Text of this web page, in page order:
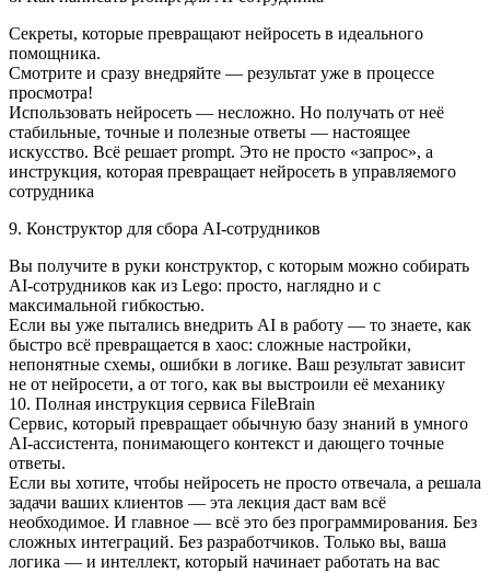
Секреты, которые превращают нейросеть в идеального
помощника.
Смотрите и сразу внедряйте — результат уже в процессе
просмотра!
Использовать нейросеть — несложно. Но получать от неё
стабильные, точные и полезные ответы — настоящее
искусство. Всё решает prompt. Это не просто «запрос», а
инструкция, которая превращает нейросеть в управляемого
сотрудника
9. Конструктор для сбора AI-сотрудников
Вы получите в руки конструктор, с которым можно собирать
AI‑сотрудников как из Lego: просто, наглядно и с
максимальной гибкостью.
Если вы уже пытались внедрить AI в работу — то знаете, как
быстро всё превращается в хаос: сложные настройки,
непонятные схемы, ошибки в логике. Ваш результат зависит
не от нейросети, а от того, как вы выстроили её механику
10. Полная инструкция сервиса FileBrain
Сервис, который превращает обычную базу знаний в умного
AI‑ассистента, понимающего контекст и дающего точные
ответы.
Если вы хотите, чтобы нейросеть не просто отвечала, а решала
задачи ваших клиентов — эта лекция даст вам всё
необходимое. И главное — всё это без программирования. Без
сложных интеграций. Без разработчиков. Только вы, ваша
логика — и интеллект, который начинает работать на вас